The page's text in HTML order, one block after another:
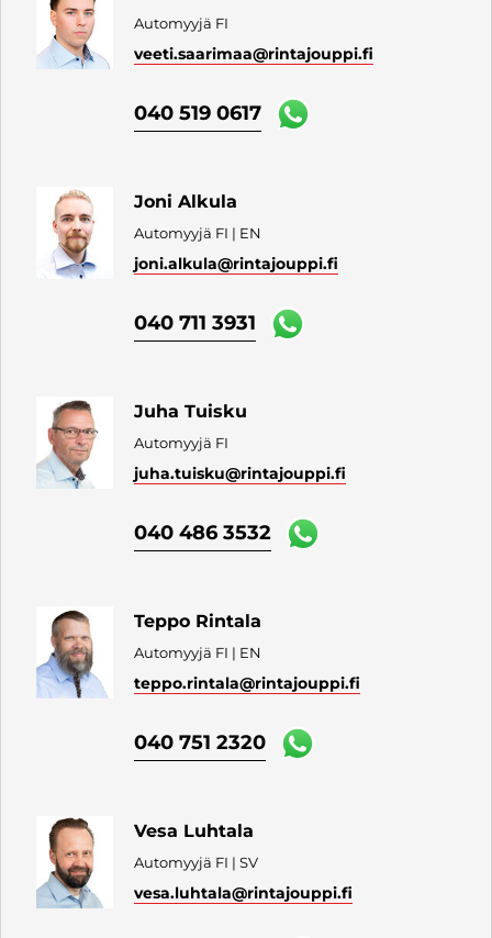
Automyyjä FI
veeti.saarimaa@rintajouppi.fi
040 519 0617
Joni Alkula
Automyyjä FI | EN
joni.alkula@rintajouppi.fi
040 711 3931
Juha Tuisku
Automyyjä FI
juha.tuisku@rintajouppi.fi
040 486 3532
Teppo Rintala
Automyyjä FI | EN
teppo.rintala@rintajouppi.fi
040 751 2320
Vesa Luhtala
Automyyjä FI | SV
vesa.luhtala@rintajouppi.fi